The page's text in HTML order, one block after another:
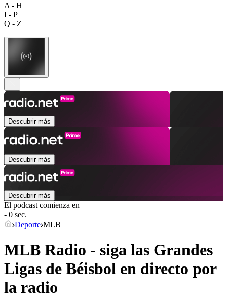
A - H
I - P
Q - Z
Descubrir más
Descubrir más
Descubrir más
El podcast comienza en
- 0 sec.
Deporte MLB
MLB Radio - siga las Grandes
Ligas de Béisbol en directo por
la radio